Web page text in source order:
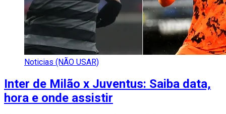
Noticias (NÃO USAR)
Inter de Milão x Juventus: Saiba data,
hora e onde assistir